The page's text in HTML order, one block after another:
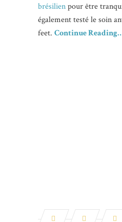
brésilienpour être
également testé le soin
feet. Continue